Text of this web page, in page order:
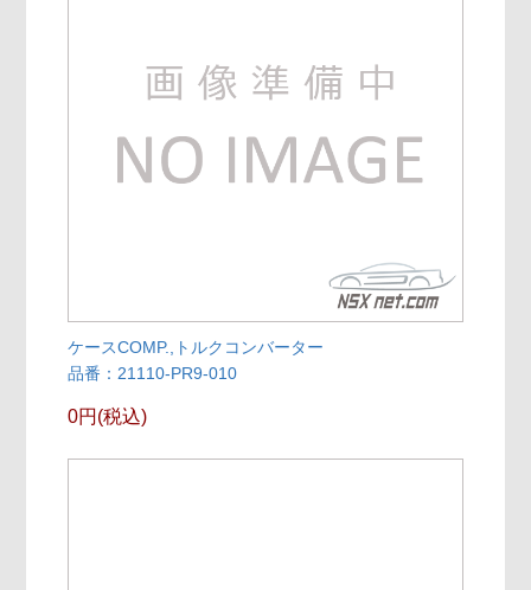
ケースCOMP.,トルクコンバーター
品番：21110-PR9-010
0円(税込)